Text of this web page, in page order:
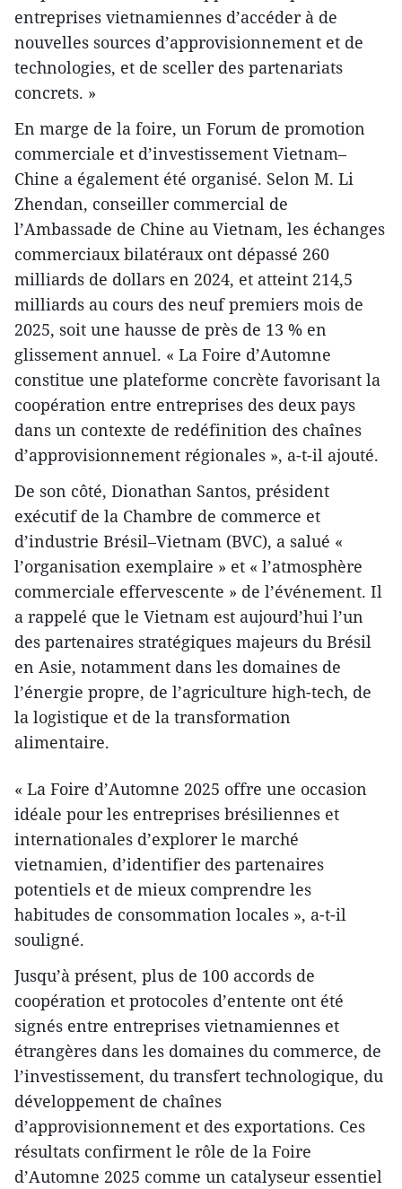
entreprises vietnamiennes d’accéder à de
nouvelles sources d’approvisionnement et de
technologies, et de sceller des partenariats
concrets. »
En marge de la foire, un Forum de promotion
commerciale et d’investissement Vietnam–
Chine a également été organisé. Selon M. Li
Zhendan, conseiller commercial de
l’Ambassade de Chine au Vietnam, les échanges
commerciaux bilatéraux ont dépassé 260
milliards de dollars en 2024, et atteint 214,5
milliards au cours des neuf premiers mois de
2025, soit une hausse de près de 13 % en
glissement annuel. « La Foire d’Automne
constitue une plateforme concrète favorisant la
coopération entre entreprises des deux pays
dans un contexte de redéfinition des chaînes
d’approvisionnement régionales », a-t-il ajouté.
De son côté, Dionathan Santos, président
exécutif de la Chambre de commerce et
d’industrie Brésil–Vietnam (BVC), a salué «
l’organisation exemplaire » et « l’atmosphère
commerciale effervescente » de l’événement. Il
a rappelé que le Vietnam est aujourd’hui l’un
des partenaires stratégiques majeurs du Brésil
en Asie, notamment dans les domaines de
l’énergie propre, de l’agriculture high-tech, de
la logistique et de la transformation
alimentaire.
« La Foire d’Automne 2025 offre une occasion
idéale pour les entreprises brésiliennes et
internationales d’explorer le marché
vietnamien, d’identifier des partenaires
potentiels et de mieux comprendre les
habitudes de consommation locales », a-t-il
souligné.
Jusqu’à présent, plus de 100 accords de
coopération et protocoles d’entente ont été
signés entre entreprises vietnamiennes et
étrangères dans les domaines du commerce, de
l’investissement, du transfert technologique, du
développement de chaînes
d’approvisionnement et des exportations. Ces
résultats confirment le rôle de la Foire
d’Automne 2025 comme un catalyseur essentiel